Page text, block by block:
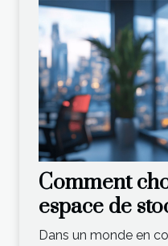
Comment
espace de
pour vos
Dans un monde en